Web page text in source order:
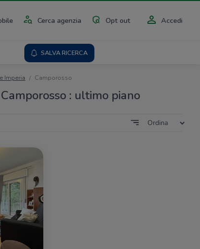
Cerca agenzia Opt out Accedi
SALVA RICERCA
Imperia Camporosso
: ultimo piano
Ordina